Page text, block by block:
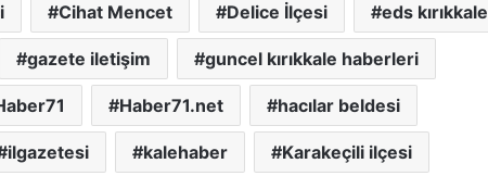
Cihat Mencet Delice İlçesi eds kırıkkale
gazete iletişim guncel kırıkkale haberleri
Haber71.net hacılar beldesi
ilgazetesi kalehaber Karakeçili ilçesi